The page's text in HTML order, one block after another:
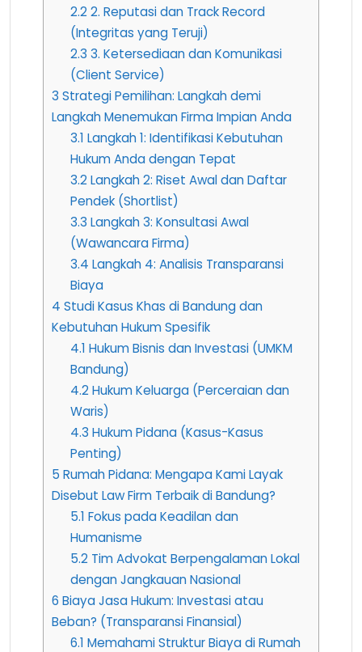
2.22. Reputasi dan Track Record
(Integritas yang Teruji)
2.3 3. Ketersediaan dan Komunikasi
(Client Service)
3 Strategi Pemilihan: Langkah demi
Langkah Menemukan Firma Impian Anda
3.1 Langkah 1: Identifikasi Kebutuhan
Hukum Anda dengan Tepat
3.2Langkah 2: Riset Awal dan Daftar
Pendek (Shortlist)
3.3 Langkah 3: Konsultasi Awal
(Wawancara Firma)
3.4 Langkah 4: Analisis Transparansi
Biaya
4 Studi Kasus Khas di Bandung dan
Kebutuhan Hukum Spesifik
4.1 Hukum Bisnis dan Investasi (UMKM
Bandung)
4.2Hukum Keluarga (Perceraian dan
Waris)
4.3 Hukum Pidana (Kasus-Kasus
Penting)
5 Rumah Pidana: Mengapa Kami Layak
Disebut Law Firm Terbaik di Bandung?
5.1 Fokus pada Keadilan dan
Humanisme
5.2Tim Advokat Berpengalaman Lokal
dengan Jangkauan Nasional
6 Biaya Jasa Hukum: Investasi atau
Beban? (Transparansi Finansial)
6.1 Memahami Struktur Biaya di Rumah